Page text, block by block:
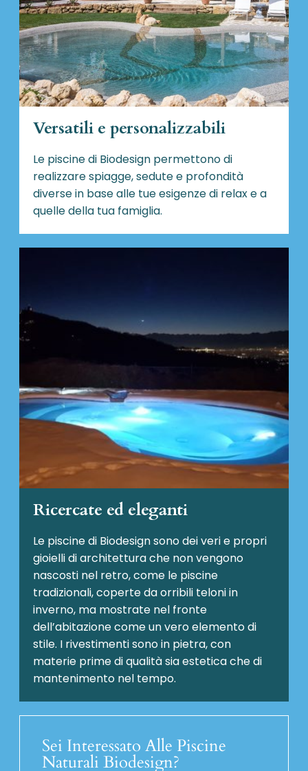
Versatili e personalizzabili
Le piscine di Biodesign permettono di
realizzare spiagge, sedute e profondità
diverse in base alle tue esigenze di relax e a
quelle della tua famiglia.
Ricercate ed eleganti
Le piscine di Biodesign sono dei veri e propri
gioielli di architettura che non vengono
nascosti nel retro, come le piscine
tradizionali, coperte da orribili teloni in
inverno, ma mostrate nel fronte
dell’abitazione come un vero elemento di
stile. I rivestimenti sono in pietra, con
materie prime di qualità sia estetica che di
mantenimento nel tempo.
Sei Interessato Alle Piscine
Naturali Biodesign?